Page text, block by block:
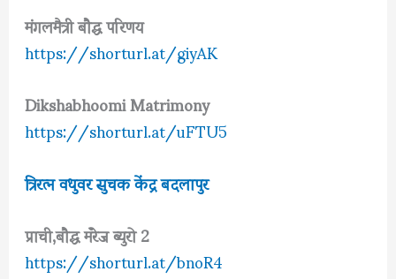
मंगलमैत्री बौद्ध परिणय
https://shorturl.at/giyAK
Dikshabhoomi Matrimony
https://shorturl.at/uFTU5
त्रिरत्न वधुवर सुचक केंद्र बदलापुर
प्राची,बौद्ध मॅरेज ब्युरो 2
https://shorturl.at/bnoR4